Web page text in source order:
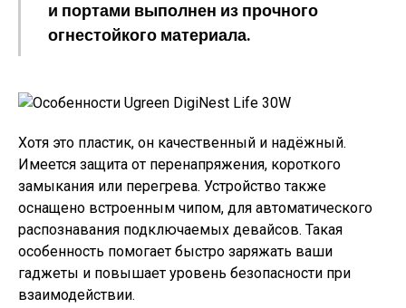
и портами выполнен из прочного
огнестойкого материала.
Хотя это пластик, он качественный и надёжный.
Имеется защита от перенапряжения, короткого
замыкания или перегрева. Устройство также
оснащено встроенным чипом, для автоматического
распознавания подключаемых девайсов. Такая
особенность помогает быстро заряжать ваши
гаджеты и повышает уровень безопасности при
взаимодействии.